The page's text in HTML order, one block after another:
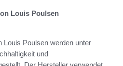
Louis Poulsen
Louis Poulsen werden unter
und